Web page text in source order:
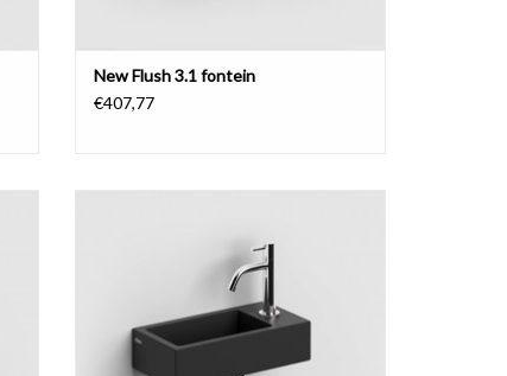
New Flush 3.1 fontein
€407,77